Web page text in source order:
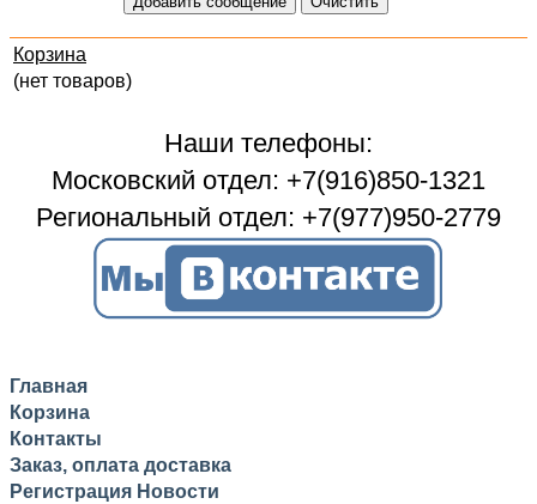
Корзина
(нет товаров)
Наши телефоны:
Московский отдел: +7(916)850-1321
Региональный отдел: +7(977)950-2779
Главная
Корзина
Контакты
Заказ, оплата доставка
Регистрация Новости